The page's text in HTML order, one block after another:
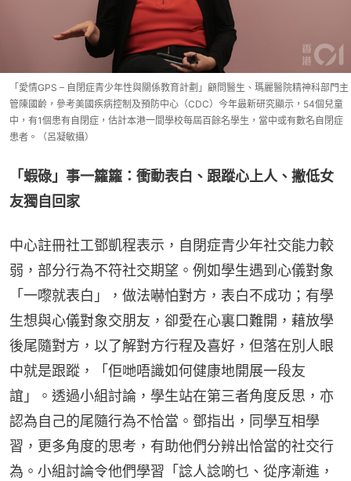
「愛情GPS – 自閉症青少年性與關係教育計劃」顧問醫生、瑪麗醫院精神科部門主
管陳國齡，參考美國疾病控制及預防中心（CDC）今年最新研究顯示，54個兒童
中，有1個患有自閉症，估計本港一間學校每屆百餘名學生，當中或有數名自閉症
患者。（呂凝敏攝）
「蝦碌」事一籮籮：衝動表白、跟蹤心上人、撇低女
友獨自回家
中心註冊社工鄧凱程表示，自閉症青少年社交能力較
弱，部分行為不符社交期望。例如學生遇到心儀對象
「一嚟就表白」，做法嚇怕對方，表白不成功；有學
生想與心儀對象交朋友，卻愛在心裏口難開，藉放學
後尾隨對方，以了解對方行程及喜好，但落在別人眼
中就是跟蹤，「佢哋唔識如何健康地開展一段友
誼」。透過小組討論，學生站在第三者角度反思，亦
認為自己的尾隨行為不恰當。鄧指出，同學互相學
習，更多角度的思考，有助他們分辨出恰當的社交行
為。小組討論令他們學習「諗人諗啲乜、從序漸進，